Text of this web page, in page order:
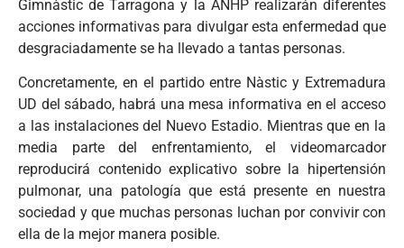
Gimnàstic de Tarragona y la ANHP realizarán diferentes
acciones informativas para divulgar esta enfermedad que
desgraciadamente se ha llevado a tantas personas.
Concretamente, en el partido entre Nàstic y Extremadura
UD del sábado, habrá una mesa informativa en el acceso
a las instalaciones del Nuevo Estadio. Mientras que en la
media parte del enfrentamiento, el videomarcador
reproducirá contenido explicativo sobre la hipertensión
pulmonar, una patología que está presente en nuestra
sociedad y que muchas personas luchan por convivir con
ella de la mejor manera posible.